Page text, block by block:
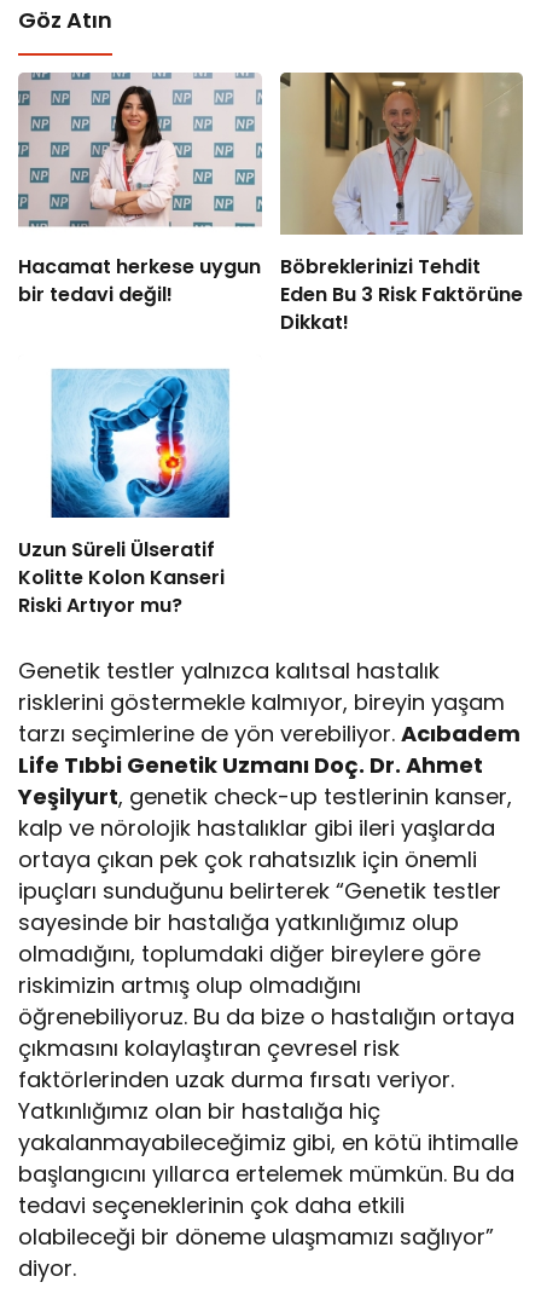
Göz Atın
Hacamat herkese uygun
bir tedavi değil!
Böbreklerinizi Tehdit
Eden Bu 3 Risk Faktörüne
Dikkat!
Uzun Süreli Ülseratif
Kolitte Kolon Kanseri
Riski Artıyor mu?
Genetik testler yalnızca kalıtsal hastalık
risklerini göstermekle kalmıyor, bireyin yaşam
tarzı seçimlerine de yön verebiliyor.Acıbadem
Life Tıbbi Genetik Uzmanı Doç. Dr. Ahmet
Yeşilyurt, genetik check-up testlerinin kanser,
kalp ve nörolojik hastalıklar gibi ileri yaşlarda
ortaya çıkan pek çok rahatsızlık için önemli
ipuçları sunduğunu belirterek “Genetik testler
sayesinde bir hastalığa yatkınlığımız olup
olmadığını, toplumdaki diğer bireylere göre
riskimizin artmış olup olmadığını
öğrenebiliyoruz. Bu da bize o hastalığın ortaya
çıkmasını kolaylaştıran çevresel risk
faktörlerinden uzak durma fırsatı veriyor.
Yatkınlığımız olan bir hastalığa hiç
yakalanmayabileceğimiz gibi, en kötü ihtimalle
başlangıcını yıllarca ertelemek mümkün. Bu da
tedavi seçeneklerinin çok daha etkili
olabileceği bir döneme ulaşmamızı sağlıyor”
diyor.